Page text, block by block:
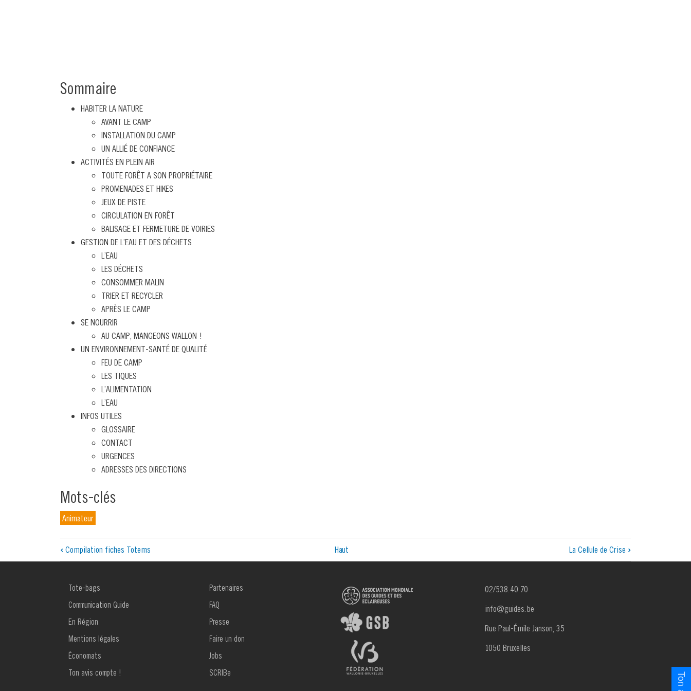
Sommaire
HABITER LA NATURE
AVANT LE CAMP
INSTALLATION DU CAMP
UN ALLIÉ DE CONFIANCE
ACTIVITÉS EN PLEIN AIR
TOUTE FORÊT A SON PROPRIÉTAIRE
PROMENADES ET HIKES
JEUX DE PISTE
CIRCULATION EN FORÊT
BALISAGE ET FERMETURE DE VOIRIES
GESTION DE L’EAU ET DES DÉCHETS
L’EAU
LES DÉCHETS
CONSOMMER MALIN
TRIER ET RECYCLER
APRÈS LE CAMP
SE NOURRIR
AU CAMP, MANGEONS WALLON !
UN ENVIRONNEMENT-SANTÉ DE QUALITÉ
FEU DE CAMP
LES TIQUES
L’ALIMENTATION
L’EAU
INFOS UTILES
GLOSSAIRE
CONTACT
URGENCES
ADRESSES DES DIRECTIONS
Mots-clés
Animateur
Liens
transversaux
de
livre
pour
Guide
pratique
‹Compilation fiches Totems Haut La Cellule de Crise ›
MENU
FOOTER
Tote-bags
Communication Guide
En Région
Mentions légales
Économats
Ton avis compte !
MENU
FOOTER
Partenaires
FAQ
Presse
Faire un don
Jobs
SCRIBe
02/538.40.70
info@guides.be
Rue Paul-Émile Janson, 35
1050 Bruxelles